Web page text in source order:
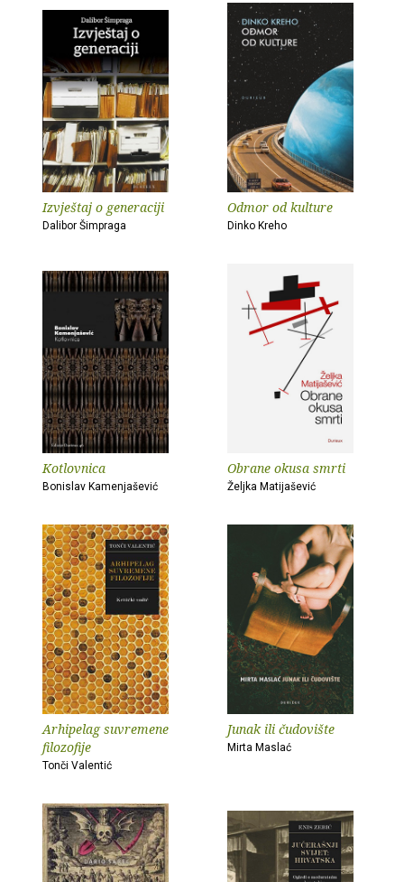
Izvještaj o generaciji
Dalibor Šimpraga
Odmor od kulture
Dinko Kreho
Kotlovnica
Bonislav Kamenjašević
Obrane okusa smrti
Željka Matijašević
Arhipelag suvremene
filozofije
Tonči Valentić
Junak ili čudovište
Mirta Maslać